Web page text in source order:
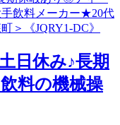
日休み♪長期
料の機械操